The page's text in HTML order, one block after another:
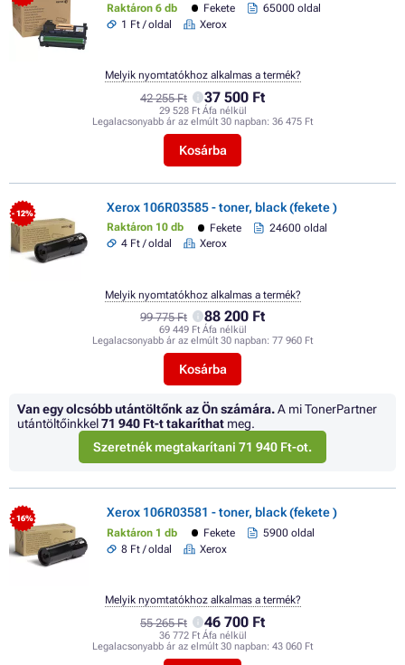
Raktáron 6 db Fekete
65000 oldal
1 Ft / oldal
Xerox
42 255 Ft 37 500 Ft
29 528 Ft Áfa nélkül
Legalacsonyabb ár az elmúlt 30 napban: 36 475 Ft
Kosárba
Melyik nyomtatókhoz alkalmas a termék?
- 12% Xerox 106R03585 - toner, black (fekete )
Raktáron 10 db Fekete
24600 oldal
4 Ft / oldal
Xerox
99 775 Ft 88 200 Ft
69 449 Ft Áfa nélkül
Legalacsonyabb ár az elmúlt 30 napban: 77 960 Ft
Kosárba
Melyik nyomtatókhoz alkalmas a termék?
Van egy olcsóbb utántöltőnk az Ön számára.A mi TonerPartner
utántöltőinkkel71 940 Ft-t takaríthat meg.
Szeretnék megtakarítani 71 940 Ft-ot.
- 16% Xerox 106R03581 - toner, black (fekete )
Raktáron 1 db Fekete
5900 oldal
8 Ft / oldal
Xerox
55 265 Ft 46 700 Ft
36 772 Ft Áfa nélkül
Legalacsonyabb ár az elmúlt 30 napban: 43 060 Ft
Melyik nyomtatókhoz alkalmas a termék?